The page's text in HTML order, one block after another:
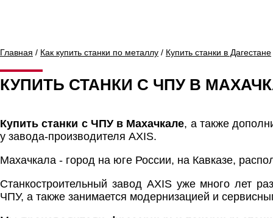
Главная / Как купить станки по металлу / Купить станки в Дагестане
КУПИТЬ СТАНКИ С ЧПУ В
Купить станки с ЧПУ в Махачкале, а также
у завода-производителя AXIS.
Махачкала - город на юге России, на Кавказе,
Станкостроительный завод AXIS уже много лет
ЧПУ, а также занимается модернизацией и